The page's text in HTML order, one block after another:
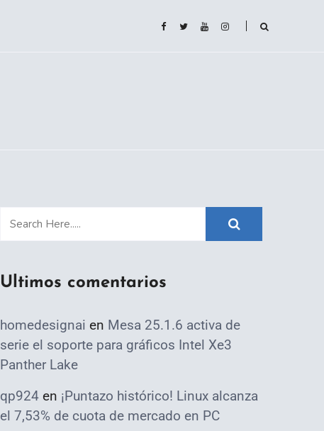
Ultimos comentarios
homedesignai en Mesa 25.1.6 activa de
serie el soporte para gráficos Intel Xe3
Panther Lake
qp924 en ¡Puntazo histórico! Linux alcanza
el 7,53% de cuota de mercado en PC